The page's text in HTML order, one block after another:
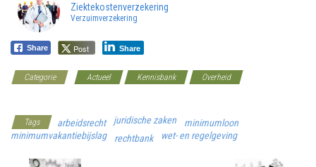
Ziektekostenverzekering
Verzuimverzekering
Share Post Share
Categorie Actueel Kennisbank
Overheid
Tags arbeidsrecht juridische zaken
minimumloon
minimumvakantiebijslag
rechtbank wet- en regelgeving